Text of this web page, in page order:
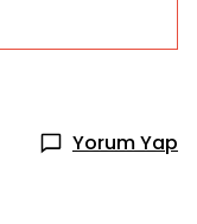
Yorum Yap